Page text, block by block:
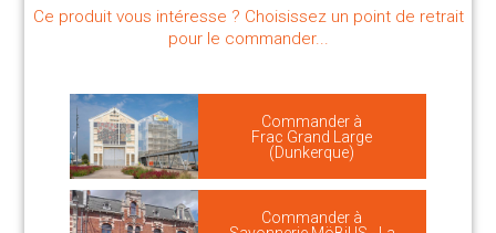
Ce produit vous intéresse ? Choisissez un point de retrait
pour le commander...
Commander à
Frac Grand Large
(Dunkerque)
Commander à